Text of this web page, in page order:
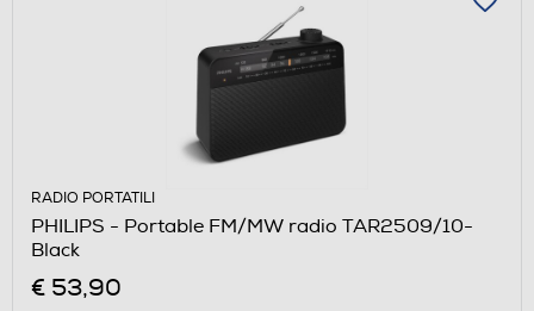
RADIO PORTATILI
PHILIPS - Portable FM/MW radio TAR2509/10-
Black
€ 53,90